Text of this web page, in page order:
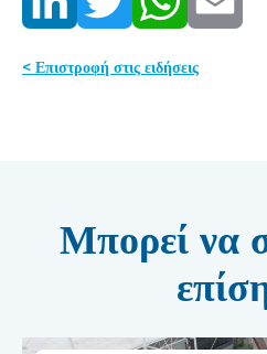
< Επιστροφή στις ειδήσεις
Μπορεί να